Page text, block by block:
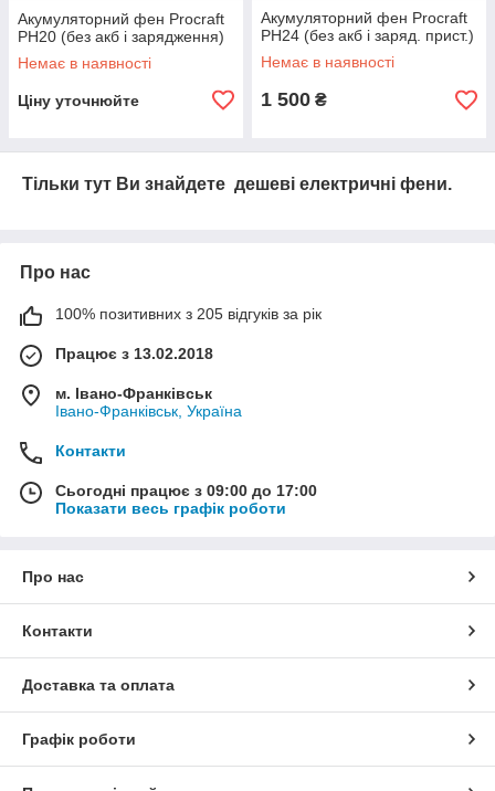
Акумуляторний фен Procraft
PH20 (без акб і зарядження)
Немає в наявності
Ціну уточнюйте
Акумуляторний фен Procraft
PH24 (без акб і заряд. прист.)
Немає в наявності
1 500 ₴
Тільки тут Ви знайдете дешеві електричні фени.
Про нас
100% позитивних з 205 відгуків за рік
Працює з 13.02.2018
м. Івано-Франківськ
Івано-Франківськ, Україна
Контакти
Сьогодні працює з 09:00 до 17:00
Показати весь графік роботи
Про нас
Контакти
Доставка та оплата
Графік роботи